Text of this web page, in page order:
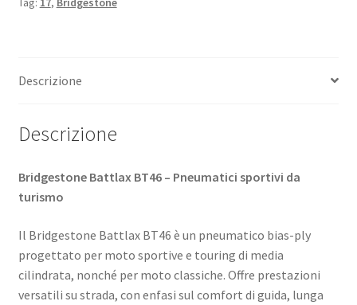
69V
Descrizione
Descrizione
Bridgestone Battlax BT46 – Pneumatici sportivi da
turismo
Il Bridgestone Battlax BT46 è un pneumatico bias-ply
progettato per moto sportive e touring di media
cilindrata, nonché per moto classiche. Offre prestazioni
versatili su strada, con enfasi sul comfort di guida, lunga